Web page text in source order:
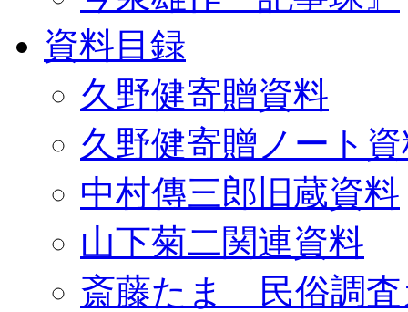
資料目録
久野健寄贈資料
久野健寄贈ノート
中村傳三郎旧蔵資料
山下菊二関連資料
斎藤たま 民俗調査